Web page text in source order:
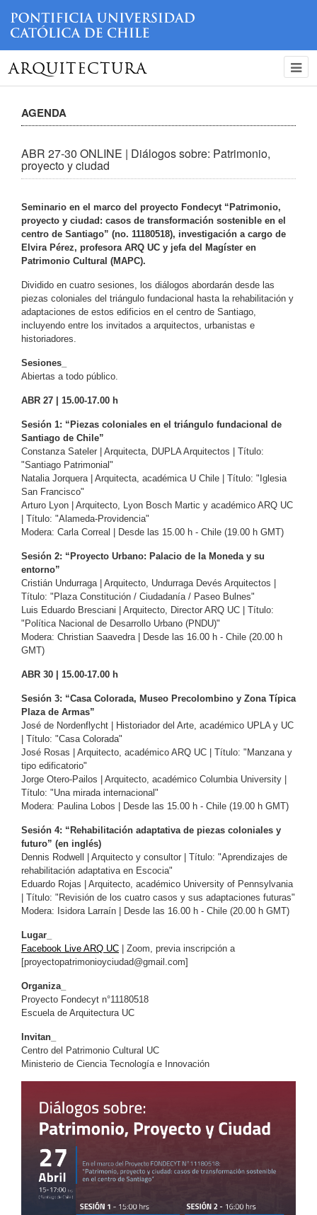
ARQUITECTURA
AGENDA
ABR 27-30 ONLINE | Diálogos sobre: Patrimonio,
proyecto y ciudad
Seminario en el marco del proyecto Fondecyt “Patrimonio,
proyecto y ciudad: casos de transformación sostenible en el
centro de Santiago” (no. 11180518), investigación a cargo de
Elvira Pérez, profesora ARQ UC y jefa del Magíster en
Patrimonio Cultural (MAPC).
Dividido en cuatro sesiones, los diálogos abordarán desde las
piezas coloniales del triángulo fundacional hasta la rehabilitación y
adaptaciones de estos edificios en el centro de Santiago,
incluyendo entre los invitados a arquitectos, urbanistas e
historiadores.
Sesiones_
Abiertas a todo público.
ABR 27 | 15.00-17.00 h
Sesión 1: “Piezas coloniales en el triángulo fundacional de
Santiago de Chile”
Constanza Sateler | Arquitecta, DUPLA Arquitectos | Título:
"Santiago Patrimonial"
Natalia Jorquera | Arquitecta, académica U Chile | Título: "Iglesia
San Francisco"
Arturo Lyon | Arquitecto, Lyon Bosch Martic y académico ARQ UC
| Título: "Alameda-Providencia"
Modera: Carla Correal | Desde las 15.00 h - Chile (19.00 h GMT)
Sesión 2: “Proyecto Urbano: Palacio de la Moneda y su
entorno”
Cristián Undurraga | Arquitecto, Undurraga Devés Arquitectos |
Título: "Plaza Constitución / Ciudadanía / Paseo Bulnes"
Luis Eduardo Bresciani | Arquitecto, Director ARQ UC | Título:
"Política Nacional de Desarrollo Urbano (PNDU)"
Modera: Christian Saavedra | Desde las 16.00 h - Chile (20.00 h
GMT)
ABR 30 | 15.00-17.00 h
Sesión 3: “Casa Colorada, Museo Precolombino y Zona Típica
Plaza de Armas”
José de Nordenflycht | Historiador del Arte, académico UPLA y UC
| Título: "Casa Colorada"
José Rosas | Arquitecto, académico ARQ UC | Título: "Manzana y
tipo edificatorio"
Jorge Otero-Pailos | Arquitecto, académico Columbia University |
Título: "Una mirada internacional"
Modera: Paulina Lobos | Desde las 15.00 h - Chile (19.00 h GMT)
Sesión 4: “Rehabilitación adaptativa de piezas coloniales y
futuro” (en inglés)
Dennis Rodwell | Arquitecto y consultor | Título: "Aprendizajes de
rehabilitación adaptativa en Escocia"
Eduardo Rojas | Arquitecto, académico University of Pennsylvania
| Título: "Revisión de los cuatro casos y sus adaptaciones futuras"
Modera: Isidora Larraín | Desde las 16.00 h - Chile (20.00 h GMT)
Lugar_
Facebook Live ARQ UC | Zoom, previa inscripción a
[proyectopatrimonioyciudad@gmail.com]
Organiza_
Proyecto Fondecyt n°11180518
Escuela de Arquitectura UC
Invitan_
Centro del Patrimonio Cultural UC
Ministerio de Ciencia Tecnología e Innovación